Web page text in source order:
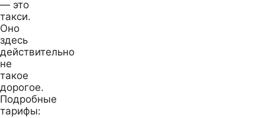
— это
такси.
Оно
здесь
действительно
не
такое
дорогое.
Подробные
тарифы: